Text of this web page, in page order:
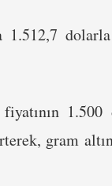
gram